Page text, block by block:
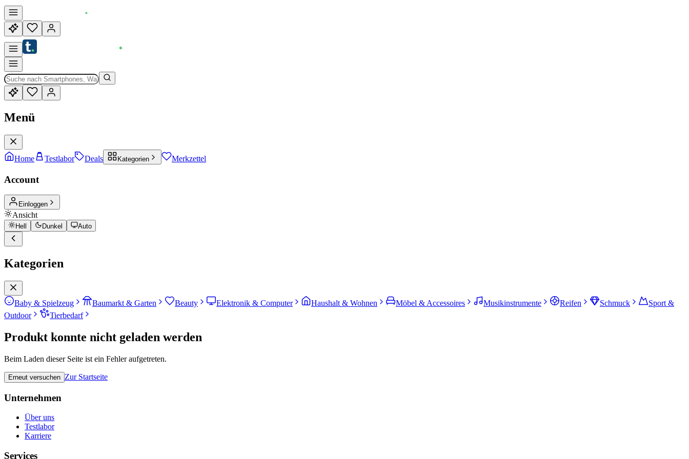
Menü
Home Testlabor Deals Kategorien Merkzettel
Account
Einloggen
Ansicht
Hell Dunkel Auto
Kategorien
Baby & Spielzeug Baumarkt & Garten Beauty Elektronik & Computer Haushalt & Wohnen Möbel & Accessoires Musikinstrumente Reifen Schmuck
Sport &
Outdoor
Tierbedarf
Produkt konnte nicht geladen werden
Beim Laden dieser Seite ist ein Fehler aufgetreten.
Erneut versuchen Zur Startseite
Unternehmen
Über uns
Testlabor
Karriere
Services